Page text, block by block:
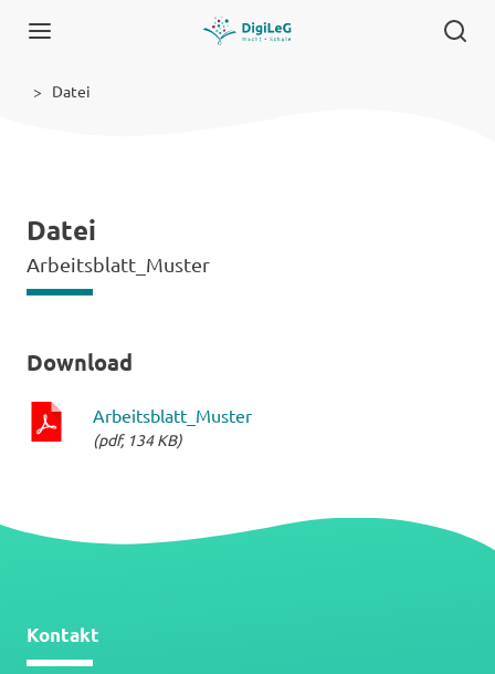
Datei
Datei
Arbeitsblatt_Muster
Download
Arbeitsblatt_Muster
(pdf, 134 KB)
Kontakt